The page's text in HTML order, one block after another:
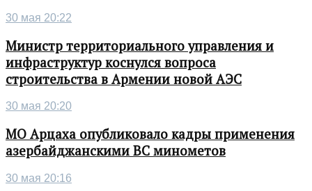
30 мая 20:22
Министр территориального управления и
инфраструктур коснулся вопроса
строительства в Армении новой АЭС
30 мая 20:20
МО Арцаха опубликовало кадры применения
азербайджанскими ВС минометов
30 мая 20:16